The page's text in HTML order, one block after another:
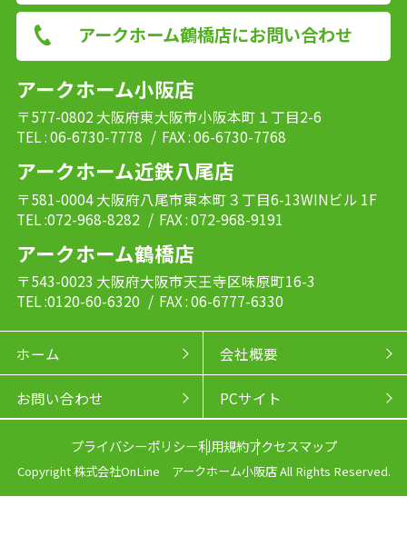
アークホーム鶴橋店にお問い合わせ
アークホーム小阪店
〒577-0802 大阪府東大阪市小阪本町１丁目2-6
TEL : 06-6730-7778 / FAX : 06-6730-7768
アークホーム近鉄八尾店
〒581-0004 大阪府八尾市東本町３丁目6-13WINビル 1F
TEL :072-968-8282 / FAX : 072-968-9191
アークホーム鶴橋店
〒543-0023 大阪府大阪市天王寺区味原町16-3
TEL :0120-60-6320 / FAX : 06-6777-6330
ホーム 会社概要
お問い合わせ PCサイト
プライバシーポリシー利用規約アクセスマップ
Copyright 株式会社OnLine アークホーム小阪店 All Rights Reserved.